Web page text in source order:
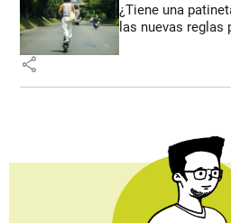
¿Tiene una
las nuevas
share